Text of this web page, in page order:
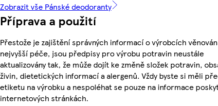
Zobrazit vše Pánské deodoranty
Příprava a použití
Přestože je zajištění správných informací o výrobcích
nejvyšší péče, jsou předpisy pro výrobu potravin neustále
aktualizovány tak, že může dojít ke změně složek potravin,
živin, dietetických informací a alergenů. Vždy byste si měli
etiketu na výrobku a nespoléhat se pouze na informace
internetových stránkách.